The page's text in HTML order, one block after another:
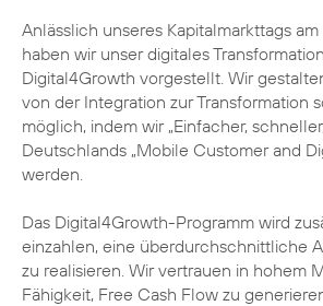
Anlässlich unseres Kapitalmarkttags am
haben wir unser digitales
Digital4Growth vorgestellt. Wir
von der Integration zur Transformation
möglich, indem wir „Einfacher,
Deutschlands „Mobile Customer and
werden.
Das Digital4Growth-Programm wird
einzahlen, eine überdurchschnittliche
zu realisieren. Wir vertrauen in hohem
Fähigkeit, Free Cash Flow zu